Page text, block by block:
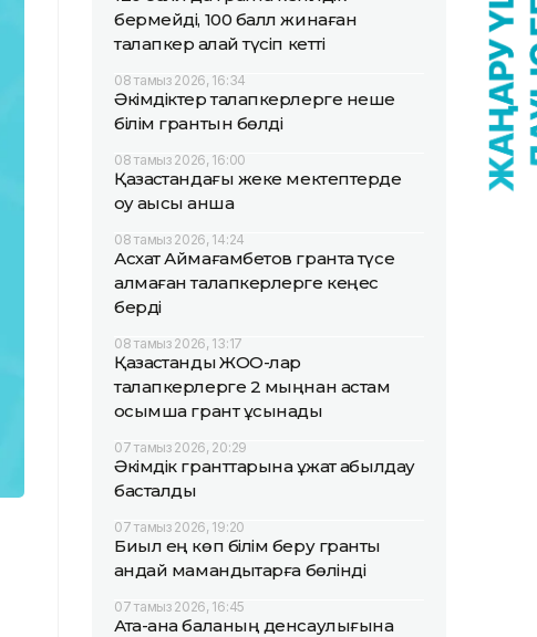
бермейді, 100 балл жинаған
талапкер қалай түсіп кетті
08 тамыз 2026, 16:34
Әкімдіктер талапкерлерге неше
білім грантын бөлді
08 тамыз 2026, 16:00
Қазақстандағы жеке мектептерде
оқу ақысы қанша
08 тамыз 2026, 14:24
Асхат Аймағамбетов грантқа түсе
алмаған талапкерлерге кеңес
берді
08 тамыз 2026, 13:17
Қазақстандық ЖОО-лар
талапкерлерге 2 мыңнан астам
қосымша грант ұсынады
07 тамыз 2026, 20:29
Әкімдік гранттарына құжат қабылдау
басталды
07 тамыз 2026, 19:20
Биыл ең көп білім беру гранты
қандай мамандықтарға бөлінді
07 тамыз 2026, 16:45
Ата-ана баланың денсаулығына